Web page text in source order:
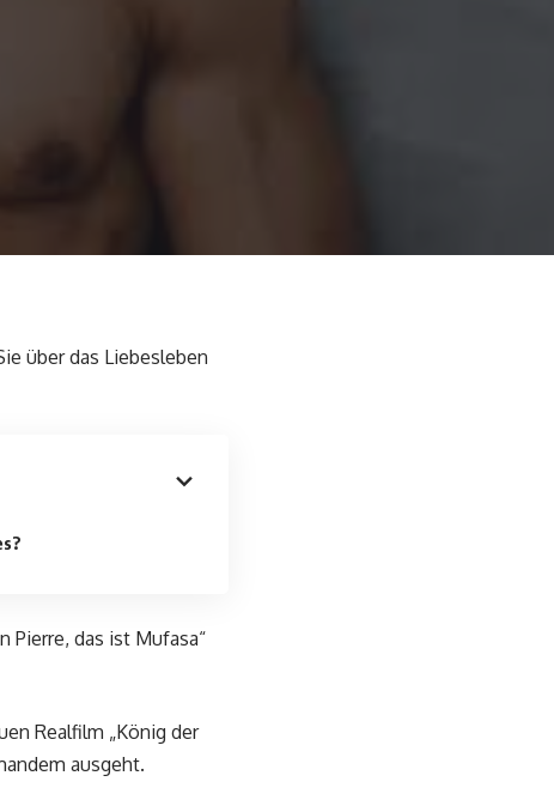
über das Liebesleben
Pierre, das ist Mufasa“
Realfilm „König der
ausgeht.